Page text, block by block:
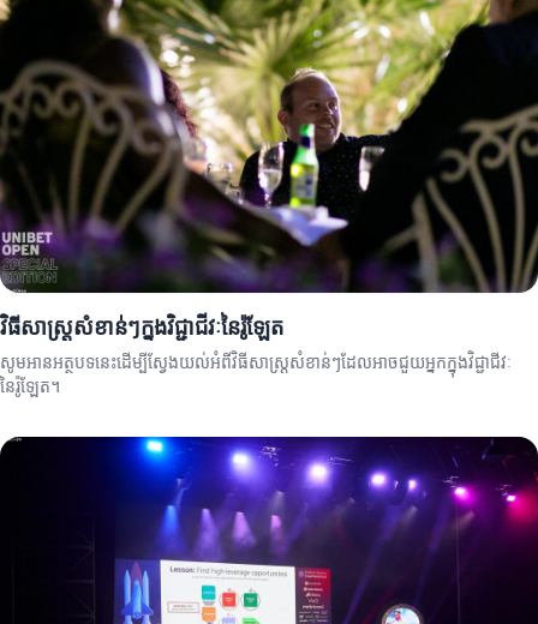
វិធីសាស្ត្រសំខាន់ៗក្នុងវិជ្ជាជីវៈនៃរ៉ូឡែត
សូមអានអត្ថបទនេះដើម្បីស្វែងយល់អំពីវិធីសាស្ត្រសំខាន់ៗដែលអាចជួយអ្នកក្នុងវិជ្ជាជីវៈ
នៃរ៉ូឡែត។